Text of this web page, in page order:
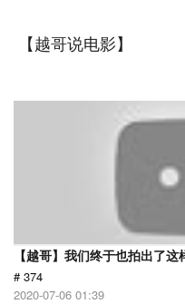
【越哥说电影】
【越哥】我们终于也拍出了
# 374
2020-07-06 01:39